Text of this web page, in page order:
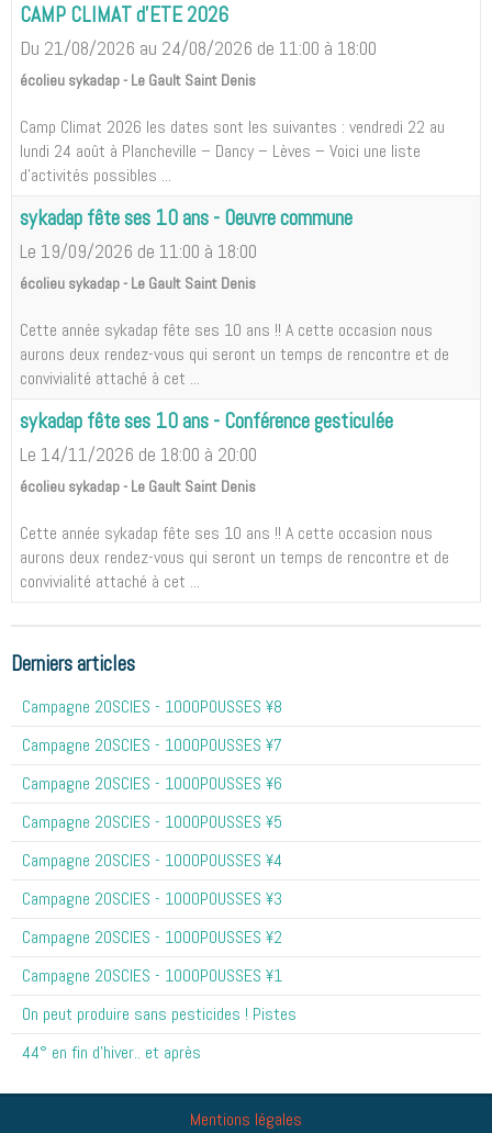
CAMP CLIMAT d'ETE 2026
Du 21/08/2026 au 24/08/2026 de 11:00 à 18:00
écolieu sykadap - Le Gault Saint Denis
Camp Climat 2026 les dates sont les suivantes : vendredi 22 au
lundi 24 août à Plancheville – Dancy – Lèves – Voici une liste
d'activités possibles ...
sykadap fête ses 10 ans - Oeuvre commune
Le 19/09/2026 de 11:00 à 18:00
écolieu sykadap - Le Gault Saint Denis
Cette année sykadap fête ses 10 ans !! A cette occasion nous
aurons deux rendez-vous qui seront un temps de rencontre et de
convivialité attaché à cet ...
sykadap fête ses 10 ans - Conférence gesticulée
Le 14/11/2026 de 18:00 à 20:00
écolieu sykadap - Le Gault Saint Denis
Cette année sykadap fête ses 10 ans !! A cette occasion nous
aurons deux rendez-vous qui seront un temps de rencontre et de
convivialité attaché à cet ...
Derniers articles
Campagne 20SCIES - 1OOOPOUSSES ¥8
Campagne 20SCIES - 1OOOPOUSSES ¥7
Campagne 20SCIES - 1OOOPOUSSES ¥6
Campagne 20SCIES - 1OOOPOUSSES ¥5
Campagne 20SCIES - 1OOOPOUSSES ¥4
Campagne 20SCIES - 1OOOPOUSSES ¥3
Campagne 20SCIES - 1OOOPOUSSES ¥2
Campagne 20SCIES - 1OOOPOUSSES ¥1
On peut produire sans pesticides ! Pistes
44° en fin d'hiver.. et après
Mentions légales